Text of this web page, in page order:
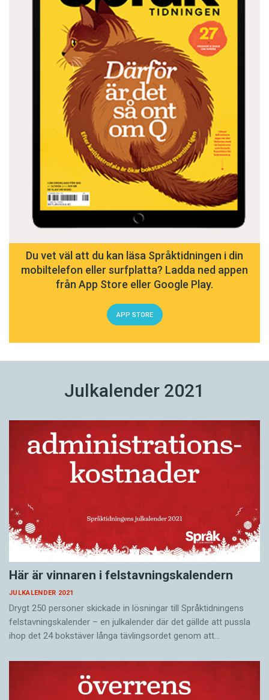
Du vet väl att du kan läsa Språktidningen i din
mobiltelefon eller surfplatta? Ladda ned appen
från App Store eller Google Play.
APP STORE
Julkalender 2021
Här är vinnaren i felstavningskalendern
JULKALENDER 2021
Drygt 250 personer skickade in lösningar till Språktidningens
felstavningskalender – en julkalender där det gällde att pussla
ihop det 24 bokstäver långa tävlingsordet genom att…